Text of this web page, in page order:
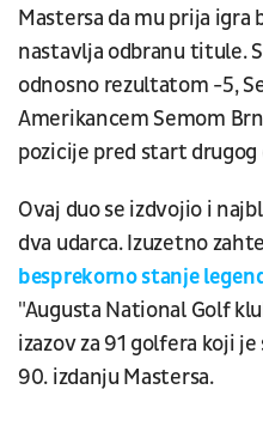
Mastersa da mu prija igra
nastavlja odbranu titule.
odnosno rezultatom -5,
Amerikancem Semom
pozicije pred start drugog
Ovaj duo se izdvojio i
dva udarca. Izuzetno
besprekorno stanje
"Augusta National Golf
izazov za 91 golfera koji
90. izdanju Mastersa.